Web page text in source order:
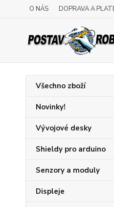
O NÁS DOPRAVA A
Všechno zboží
Novinky!
Vývojové desky
Shieldy pro arduino
Senzory a moduly
Displeje